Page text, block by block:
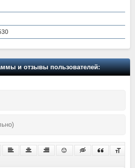
и отзывы пользователей: